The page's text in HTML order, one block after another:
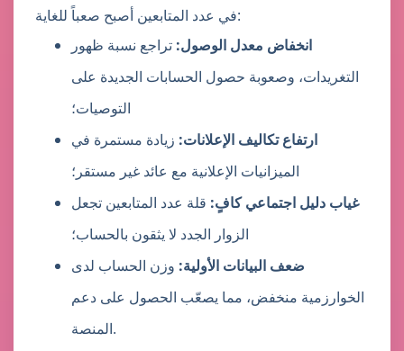
في عدد المتابعين أصبح صعباً للغاية:
انخفاض معدل الوصول: تراجع نسبة ظهور
التغريدات، وصعوبة حصول الحسابات الجديدة على
التوصيات؛
ارتفاع تكاليف الإعلانات: زيادة مستمرة في
الميزانيات الإعلانية مع عائد غير مستقر؛
غياب دليل اجتماعي كافٍ: قلة عدد المتابعين تجعل
الزوار الجدد لا يثقون بالحساب؛
ضعف البيانات الأولية: وزن الحساب لدى
الخوارزمية منخفض، مما يصعّب الحصول على دعم
المنصة.